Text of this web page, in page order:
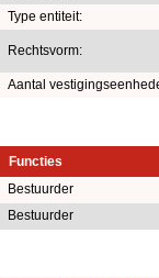
Type entiteit:
Rechtsvorm:
Aantal
Functies
Bestuurder
Bestuurder